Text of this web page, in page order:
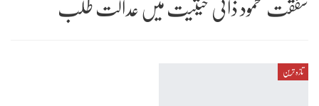
شفقت محمود ذاتی حیثیت میں عدالت طلب
تازہ ترین